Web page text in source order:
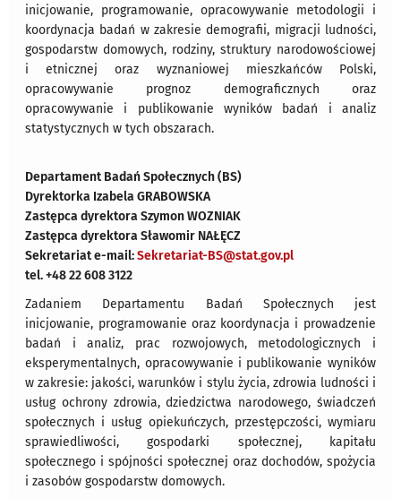
inicjowanie, programowanie, opracowywanie metodologii i
koordynacja badań w zakresie demografii, migracji ludności,
gospodarstw domowych, rodziny, struktury narodowościowej
i etnicznej oraz wyznaniowej mieszkańców Polski,
opracowywanie prognoz demograficznych oraz
opracowywanie i publikowanie wyników badań i analiz
statystycznych w tych obszarach.
Departament Badań Społecznych (BS)
Dyrektorka Izabela GRABOWSKA
Zastępca dyrektora Szymon WOZNIAK
Zastępca dyrektoraSławomir NAŁĘCZ
Sekretariat e-mail:Sekretariat-BS@stat.gov.pl
tel. +48 22 608 3122
Zadaniem Departamentu Badań Społecznych jest
inicjowanie, programowanie oraz koordynacja i prowadzenie
badań i analiz, prac rozwojowych, metodologicznych i
eksperymentalnych, opracowywanie i publikowanie wyników
w zakresie: jakości, warunków i stylu życia, zdrowia ludności i
usług ochrony zdrowia, dziedzictwa narodowego, świadczeń
społecznych i usług opiekuńczych, przestępczości, wymiaru
sprawiedliwości, gospodarki społecznej, kapitału
społecznego i spójności społecznej oraz dochodów, spożycia
i zasobów gospodarstw domowych.